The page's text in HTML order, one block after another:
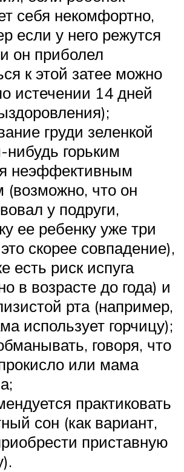
себя некомфортно,
если у него режутся
он приболел
к этой затее можно
истечении 14 дней
груди зеленкой
горьким
неэффективным
(возможно, что он
у подруги,
ее ребенку уже три
скорее совпадение),
есть риск испуга
в возрасте до года) и
рта (например,
использует горчицу);
говоря, что
или мама
практиковать
сон (как вариант,
приставную